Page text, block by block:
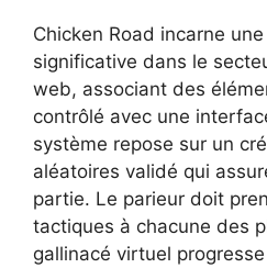
Chicken Road incarne
significative dans le
web, associant des
contrôlé avec une
système repose sur un
aléatoires validé qui
partie. Le parieur doit
tactiques à chacune des
gallinacé virtuel